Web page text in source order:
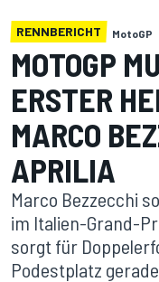
RENNBERICHT MotoGP
MOTOGP
ERSTER
MARCO
APRILIA
Marco Bezzecchi
im Italien-Grand-
sorgt für
Podestplatz